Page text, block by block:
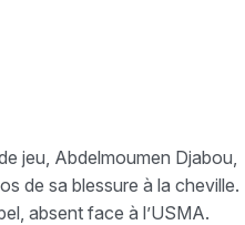
jeu, Abdelmoumen Djabou,
de sa blessure à la cheville.
absent face à l’USMA.